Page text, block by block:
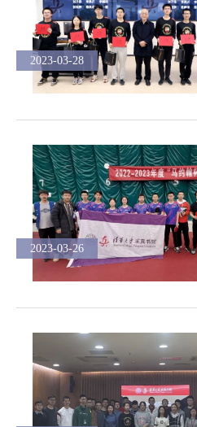
2023-03-28
2023-03-26